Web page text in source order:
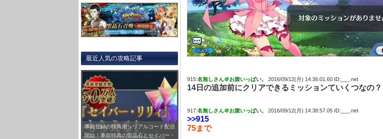
最近人気の攻略記事
事前登録の特典用シリアルコード配信
開始！事前特典の聖晶石とセイバー・
915:名無しさん＠お腹いっぱい。 2016/09/12(月) 14:36:01.60 ID:___.net
14日の追加前にクリアできるミッションていくつなの？
917:名無しさん＠お腹いっぱい。 2016/09/12(月) 14:38:57.05 ID:___.net
>>915
75まで